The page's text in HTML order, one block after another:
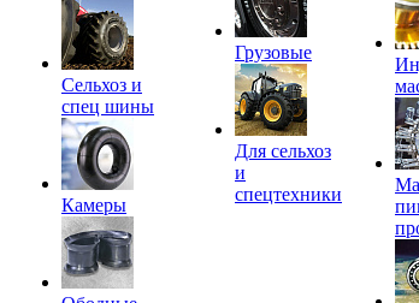
Сельхоз и
спец шины
Камеры
Грузовые
Для сельхоз
и
спецтехники